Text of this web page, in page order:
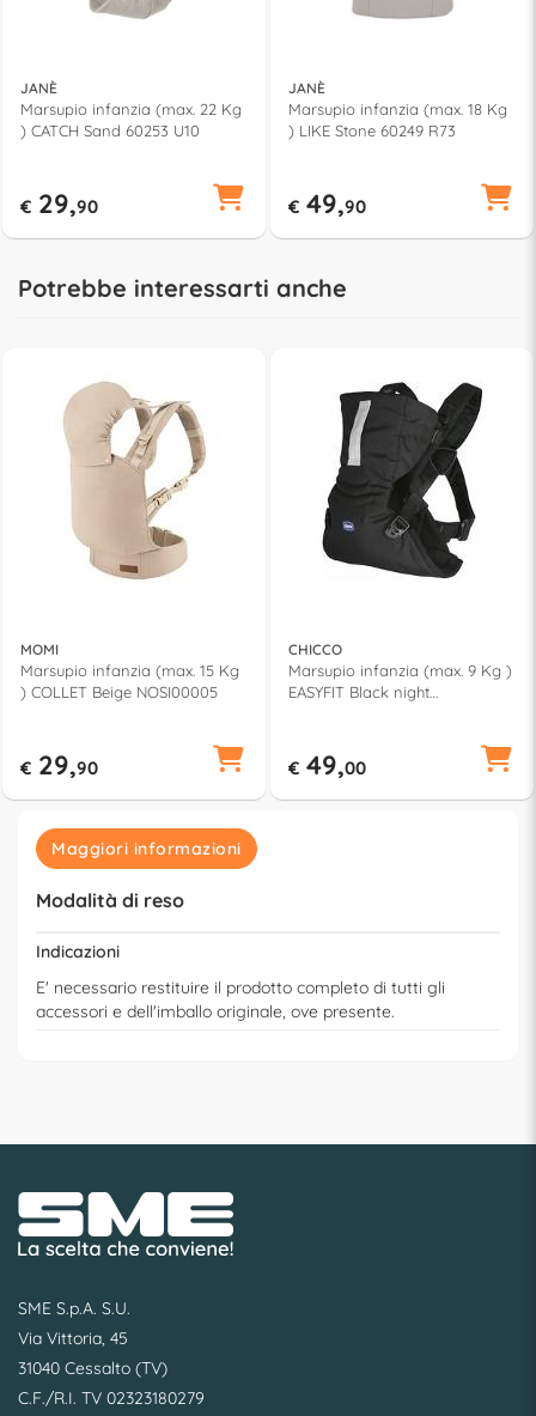
JANÈ
Marsupio infanzia (max. 22 Kg
) CATCH Sand 60253 U10
€ 29,90
JANÈ
Marsupio infanzia (max. 18 Kg
) LIKE Stone 60249 R73
€ 49,90
Potrebbe interessarti anche
MOMI
Marsupio infanzia (max. 15 Kg
) COLLET Beige NOSI00005
€ 29,90
CHICCO
Marsupio infanzia (max. 9 Kg )
EASYFIT Black night
€ 49,00
Maggiori informazioni
Modalità di reso
Indicazioni
E' necessario restituire il prodotto completo di tutti gli
accessori e dell'imballo originale, ove presente.
SME S.p.A. S.U.
Via Vittoria, 45
31040 Cessalto (TV)
C.F./R.I. TV 02323180279